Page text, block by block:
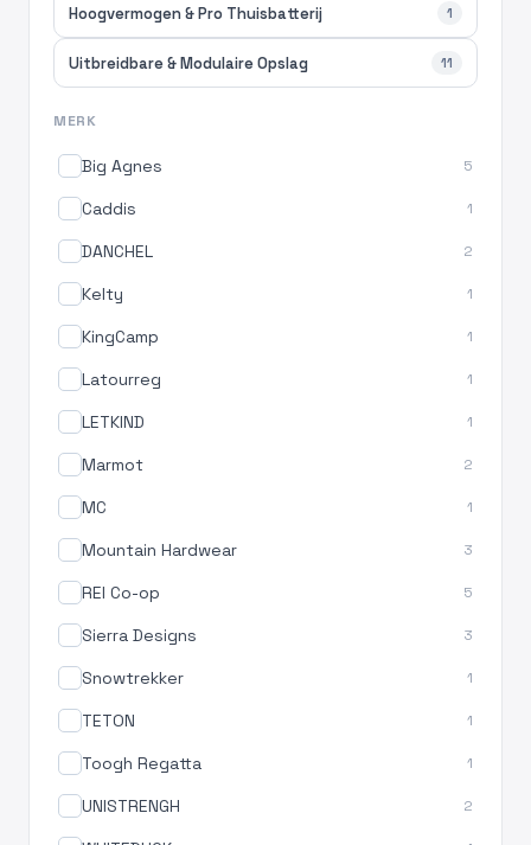
Hoogvermogen & Pro Thuisbatterij 1
Uitbreidbare & Modulaire Opslag 11
MERK
Big Agnes 5
Caddis 1
DANCHEL 2
Kelty 1
KingCamp 1
Latourreg 1
LETKIND 1
Marmot 2
MC 1
Mountain Hardwear 3
REI Co-op 5
Sierra Designs 3
Snowtrekker 1
TETON 1
Toogh Regatta 1
UNISTRENGH 2